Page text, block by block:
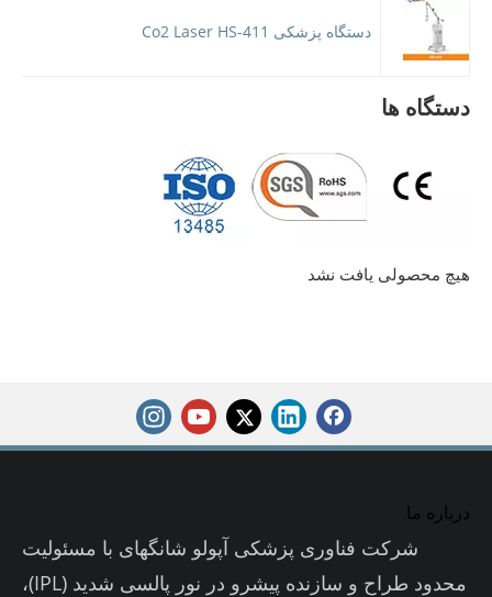
دستگاه پزشکی Co2 Laser HS-411
دستگاه ها
هیچ محصولی یافت نشد
درباره ما
شرکت فناوری پزشکی آپولو شانگهای با مسئولیت
محدود طراح و سازنده پیشرو در نور پالسی شدید (IPL)،